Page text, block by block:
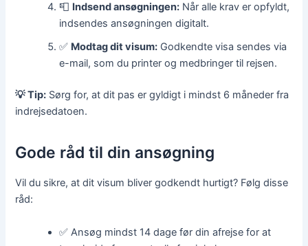
📮 Indsend ansøgningen: Når alle krav er opfyldt,
indsendes ansøgningen digitalt.
✅ Modtag dit visum: Godkendte visa sendes via
e-mail, som du printer og medbringer til rejsen.
💡 Tip: Sørg for, at dit pas er gyldigt i mindst 6 måneder fra
indrejsedatoen.
Gode råd til din ansøgning
Vil du sikre, at dit visum bliver godkendt hurtigt? Følg disse
råd:
✅ Ansøg mindst 14 dage før din afrejse for at